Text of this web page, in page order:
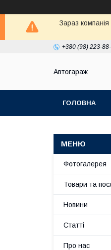
Зараз
+380 (98) 223-
Автогараж
ГОЛОВНА
Фотогалерея
Товари та
Новини
Статті
Про нас